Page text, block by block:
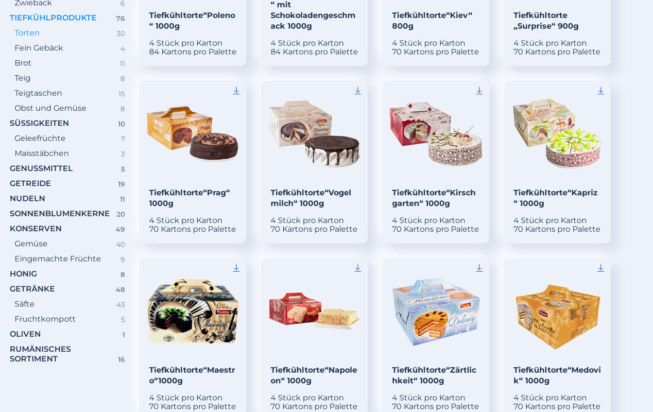
Zwieback 66
Produkte
TIEFKÜHLPRODUKTE 7676
Produkte
Torten 3030
Produkte
Fein Gebäck 44
Brot 1111
Teig 88
Teigtaschen 1515
Obst und Gemüse 88
Produkte
SÜSSIGKEITEN 1010
Produkte
Geleefrüchte 77
Maisstäbchen 33
GENUSSMITTEL 55
GETREIDE 1919
Produkte
NUDELN 1111
Produkte
SONNENBLUMENKERNE 2020
Produkte
KONSERVEN 4949
Gemüse 4040
Eingemachte Früchte 99
HONIG 88
GETRÄNKE 4848
Produkte
Säfte 4343
Produkte
Fruchtkompott 55
Produkte
OLIVEN 11
Produkt
RUMÄNISCHES
SORTIMENT
1616
Produkte
Tiefkühltorte“Poleno
“ 1000g
4 Stück pro Karton
84 Kartons pro Palette
“ mit
Schokoladengeschm
ack 1000g
4 Stück pro Karton
84 Kartons pro Palette
Tiefkühltorte“Kiev“
800g
4 Stück pro Karton
70 Kartons pro Palette
Tiefkühltorte
„Surprise“ 900g
4 Stück pro Karton
70 Kartons pro Palette
Tiefkühltorte“Prag“
1000g
4 Stück pro Karton
70 Kartons pro Palette
Tiefkühltorte“Vogel
milch“ 1000g
4 Stück pro Karton
70 Kartons pro Palette
Tiefkühltorte“Kirsch
garten“ 1000g
4 Stück pro Karton
70 Kartons pro Palette
Tiefkühltorte“Kapriz
“ 1000g
4 Stück pro Karton
70 Kartons pro Palette
Tiefkühltorte“Maestr
o“1000g
4 Stück pro Karton
70 Kartons pro Palette
Tiefkühltorte“Napole
on“ 1000g
4 Stück pro Karton
70 Kartons pro Palette
Tiefkühltorte“Zärtlic
hkeit“ 1000g
4 Stück pro Karton
70 Kartons pro Palette
Tiefkühltorte“Medovi
k“ 1000g
4 Stück pro Karton
70 Kartons pro Palette